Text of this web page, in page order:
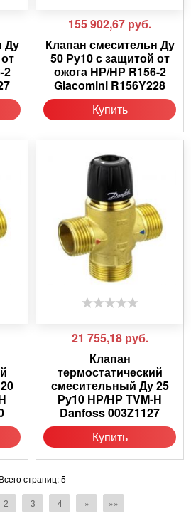
Ду
2
155 902,67 руб.
Клапан смесительн Ду
50 Ру10 с защитой от
ожога НР/НР R156-2
Giacomini R156Y228
Купить
21 755,18 руб.
Клапан
термостатический
смесительный Ду 25
Ру10 НР/НР TVM-H
Danfoss 003Z1127
Купить
Всего страниц:5
2 3 4 » »»